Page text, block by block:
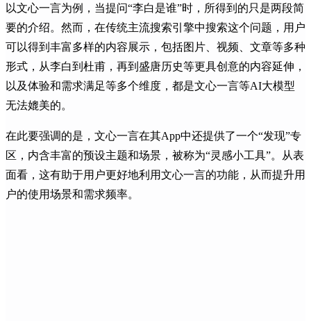
以文心一言为例，当提问“李白是谁”时，所得到的只是两段简
要的介绍。然而，在传统主流搜索引擎中搜索这个问题，用户
可以得到丰富多样的内容展示，包括图片、视频、文章等多种
形式，从李白到杜甫，再到盛唐历史等更具创意的内容延伸，
以及体验和需求满足等多个维度，都是文心一言等AI大模型
无法媲美的。
在此要强调的是，文心一言在其App中还提供了一个“发现”专
区，内含丰富的预设主题和场景，被称为“灵感小工具”。从表
面看，这有助于用户更好地利用文心一言的功能，从而提升用
户的使用场景和需求频率。